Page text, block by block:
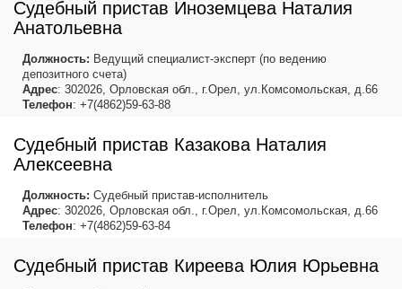
Судебный пристав Иноземцева Наталия
Анатольевна
Должность: Ведущий специалист-эксперт (по ведению
депозитного счета)
Адрес: 302026, Орловская обл., г.Орел, ул.Комсомольская, д.66
Телефон: +7(4862)59-63-88
Судебный пристав Казакова Наталия
Алексеевна
Должность: Судебный пристав-исполнитель
Адрес: 302026, Орловская обл., г.Орел, ул.Комсомольская, д.66
Телефон: +7(4862)59-63-84
Судебный пристав Киреева Юлия Юрьевна